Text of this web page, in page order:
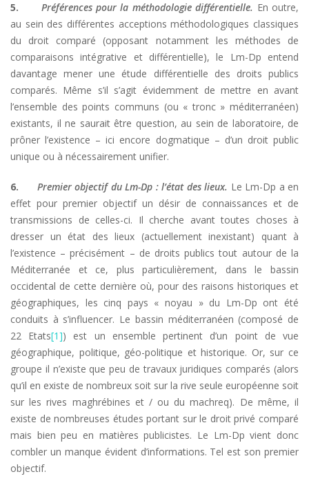
5. Préférences pour la méthodologie différentielle. En outre,
au sein des différentes acceptions méthodologiques classiques
du droit comparé (opposant notamment les méthodes de
comparaisons intégrative et différentielle), le Lm-Dp entend
davantage mener une étude différentielle des droits publics
comparés. Même s’il s’agit évidemment de mettre en avant
l’ensemble des points communs (ou « tronc » méditerranéen)
existants, il ne saurait être question, au sein de laboratoire, de
prôner l’existence – ici encore dogmatique – d’un droit public
unique ou à nécessairement unifier.
6. Premier objectif du Lm-Dp : l’état des lieux. Le Lm-Dp a en
effet pour premier objectif un désir de connaissances et de
transmissions de celles-ci. Il cherche avant toutes choses à
dresser un état des lieux (actuellement inexistant) quant à
l’existence – précisément – de droits publics tout autour de la
Méditerranée et ce, plus particulièrement, dans le bassin
occidental de cette dernière où, pour des raisons historiques et
géographiques, les cinq pays « noyau » du Lm-Dp ont été
conduits à s’influencer. Le bassin méditerranéen (composé de
22 Etats[1]) est un ensemble pertinent d’un point de vue
géographique, politique, géo-politique et historique. Or, sur ce
groupe il n’existe que peu de travaux juridiques comparés (alors
qu’il en existe de nombreux soit sur la rive seule européenne soit
sur les rives maghrébines et / ou du machreq). De même, il
existe de nombreuses études portant sur le droit privé comparé
mais bien peu en matières publicistes. Le Lm-Dp vient donc
combler un manque évident d’informations. Tel est son premier
objectif.